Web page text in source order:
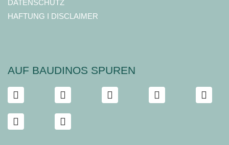
DATENSCHUTZ
HAFTUNG I DISCLAIMER
AUF BAUDINOS SPUREN